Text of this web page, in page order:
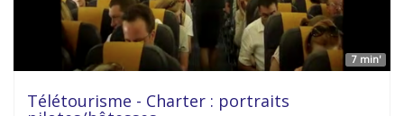
7 min'
Télétourisme - Charter : portraits